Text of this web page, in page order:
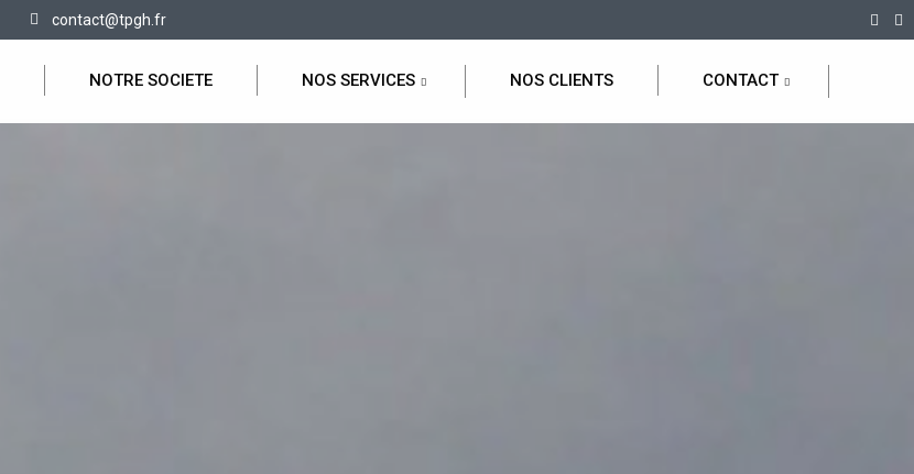
contact@tpgh.fr
NOTRE SOCIETE NOS SERVICES NOS CLIENTS CONTACT